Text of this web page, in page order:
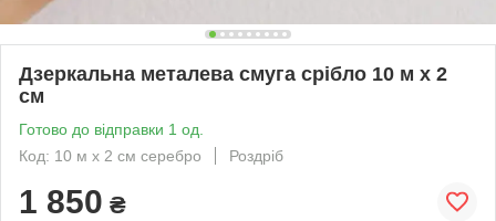
Дзеркальна металева смуга срібло 10 м х 2
см
Готово до відправки 1 од.
Код: 10 м х 2 см серебро
Роздріб
1 850 ₴